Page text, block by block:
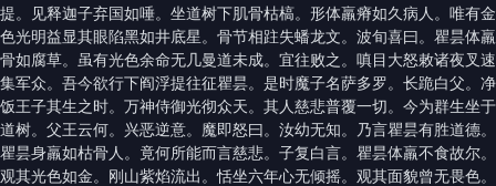
提。见释迦子弃国如唾。坐道树下肌骨枯槁。形体羸瘠如久病人。唯有金
色光明益显其眼陷黑如井底星。骨节相跓失蟠龙文。波旬喜曰。瞿昙体羸
骨如腐草。虽有光色余命无几曼道未成。宜往败之。嗔目大怒敕诸夜叉速
集军众。吾今欲行下阎浮提往征瞿昙。是时魔子名萨多罗。长跪白父。净
饭王子其生之时。万神侍御光彻众天。其人慈悲普覆一切。今为群生坐于
道树。父王云何。兴恶逆意。魔即怒曰。汝幼无知。乃言瞿昙有胜道德。
瞿昙身羸如枯骨人。竟何所能而言慈悲。子复白言。瞿昙体羸不食故尔。
观其光色如金。刚山紫焰流出。恬坐六年心无倾摇。观其面貌曾无畏色。